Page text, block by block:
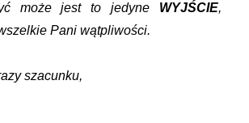
może jest to jedyne WYJŚCIE,
Pani wątpliwości.
szacunku,